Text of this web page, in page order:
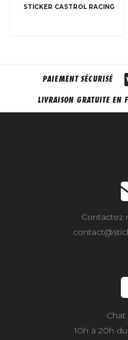
STICKER CASTROL RACING
PAIEMENT SÉCURISÉ
LIVRAISON GRATUITE EN
Contactez
Chat
10h à 20h